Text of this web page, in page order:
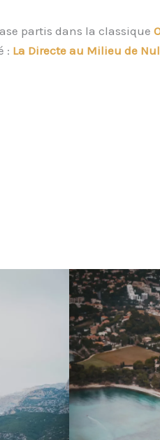
partis dans la classique
: La Directe au Milieu de